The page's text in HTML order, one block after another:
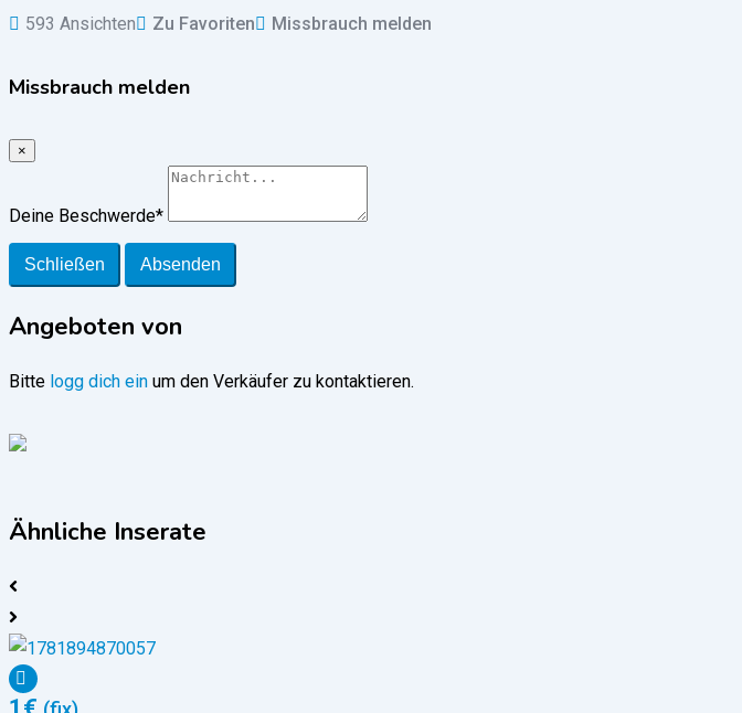
593 Ansichten Zu Favoriten Missbrauch melden
Missbrauch melden
×
Deine Beschwerde*
Schließen Absenden
Angeboten von
Bitte logg dich ein um den Verkäufer zu kontaktieren.
Ähnliche Inserate